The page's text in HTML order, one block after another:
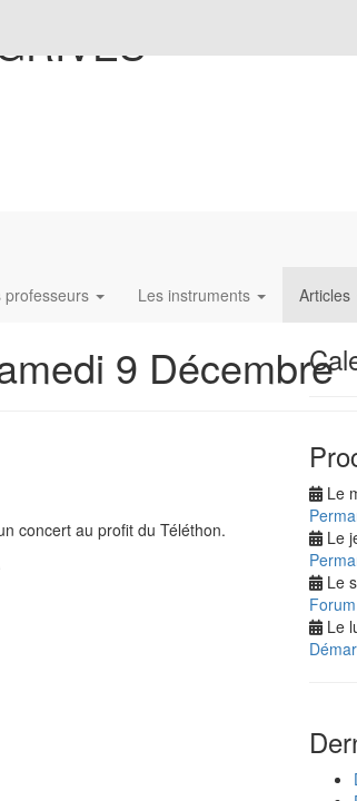
professeurs Les instruments Articles
9 Décembre
concert au profit du Téléthon.
Le
Le
Le
Le